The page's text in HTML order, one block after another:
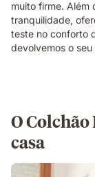
muito firme. Além
tranquilidade,
teste no conforto
devolvemos o seu
O
casa